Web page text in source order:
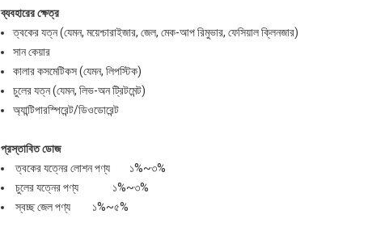
ব্যবহারের ক্ষেত্র
ত্বকের যত্ন (যেমন, ময়েশ্চারাইজার, জেল, মেক-আপ রিমুভার, ফেসিয়াল ক্লিনজার)
সান কেয়ার
কালার কসমেটিকস (যেমন, লিপস্টিক)
চুলের যত্ন (যেমন, লিভ-অন ট্রিটমেন্ট)
অ্যান্টিপারস্পিরেন্ট/ডিওডোরেন্ট
প্রস্তাবিত ডোজ
ত্বকের যত্নের লোশন পণ্য ১%~৩%
চুলের যত্নের পণ্য ১%~৩%
স্বচ্ছ জেল পণ্য ১%~৫%